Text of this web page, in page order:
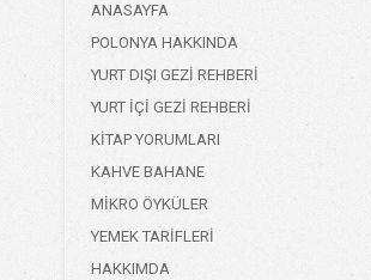
ANASAYFA
POLONYA HAKKINDA
YURT DIŞI GEZİ REHBERİ
YURT İÇİ GEZİ REHBERİ
KİTAP YORUMLARI
KAHVE BAHANE
MİKRO ÖYKÜLER
YEMEK TARİFLERİ
HAKKIMDA